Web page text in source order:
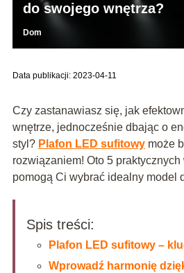
do swojego wnętrza?
Dom
Data publikacji: 2023-04-11
Czy zastanawiasz się, jak
wnętrze, jednocześnie dbając o
styl? Plafon LED sufitowymoże
rozwiązaniem! Oto 5
pomogą Ci wybrać idealny model
Spis treści:
Plafon LED sufitowy –
Wprowadź harmonię